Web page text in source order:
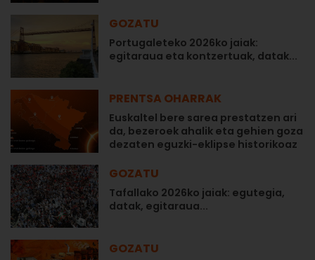
GOZATU
Portugaleteko 2026ko jaiak:
egitaraua eta kontzertuak, datak...
PRENTSA OHARRAK
Euskaltel bere sarea prestatzen ari
da, bezeroek ahalik eta gehien goza
dezaten eguzki-eklipse historikoaz
GOZATU
Tafallako 2026ko jaiak: egutegia,
datak, egitaraua...
GOZATU